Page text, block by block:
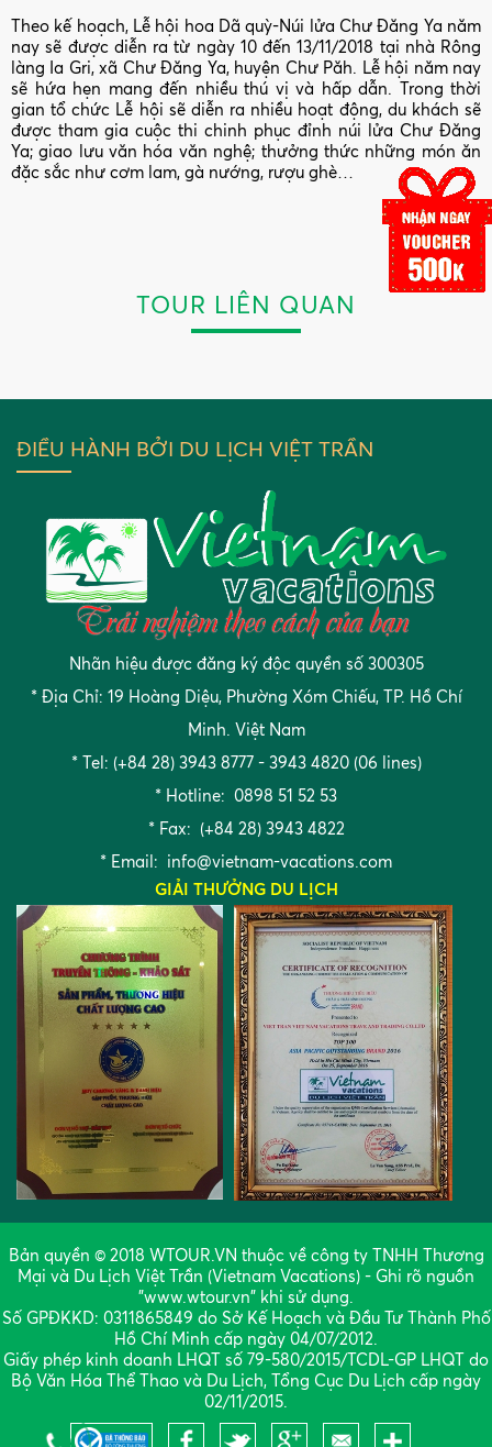
Theo kế hoạch, Lễ hội hoa Dã quỳ-Núi lửa Chư Đăng Ya năm
nay sẽ được diễn ra từ ngày 10 đến 13/11/2018 tại nhà Rông
làng Ia Gri, xã Chư Đăng Ya, huyện Chư Păh. Lễ hội năm nay
sẽ hứa hẹn mang đến nhiều thú vị và hấp dẫn. Trong thời
gian tổ chức Lễ hội sẽ diễn ra nhiều hoạt động, du khách sẽ
được tham gia cuộc thi chinh phục đỉnh núi lửa Chư Đăng
Ya; giao lưu văn hóa văn nghệ; thưởng thức những món ăn
đặc sắc như cơm lam, gà nướng, rượu ghè…
TOUR LIÊN QUAN
ĐIỀU HÀNH BỞI DU LỊCH VIỆT TRẦN
Nhãn hiệu được đăng ký độc quyền số 300305
* Địa Chỉ: 19 Hoàng Diệu, Phường Xóm Chiếu, TP. Hồ Chí
Minh. Việt Nam
* Tel: (+84 28) 3943 8777 - 3943 4820 (06 lines)
* Hotline: 0898 51 52 53
* Fax: (+84 28) 3943 4822
* Email: info@vietnam-vacations.com
GIẢI THƯỞNG DU LỊCH
Bản quyền © 2018 WTOUR.VN thuộc về công ty TNHH Thương
Mại và Du Lịch Việt Trần (Vietnam Vacations) - Ghi rõ nguồn
"www.wtour.vn" khi sử dụng.
Số GPĐKKD: 0311865849 do Sở Kế Hoạch và Đầu Tư Thành Phố
Hồ Chí Minh cấp ngày 04/07/2012.
Giấy phép kinh doanh LHQT số 79-580/2015/TCDL-GP LHQT do
Bộ Văn Hóa Thể Thao và Du Lịch, Tổng Cục Du Lịch cấp ngày
02/11/2015.